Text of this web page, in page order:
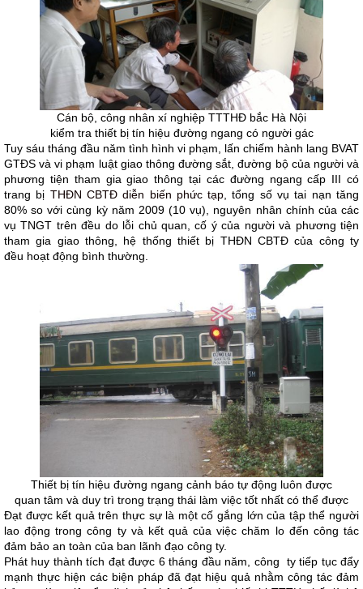
Cán bộ, công nhân xí nghiệp TTTHĐ bắc Hà Nội
kiểm tra thiết bị tín hiệu đường ngang có người gác
Tuy sáu tháng đầu năm tình hình vi phạm, lấn chiếm hành lang BVAT
GTĐS và vi phạm luật giao thông đường sắt, đường bộ của người và
phương tiện tham gia giao thông tại các đường ngang cấp III có
trang bị THĐN CBTĐ diễn biến phức tạp , tổng số vụ tai nạn tăng
80% so với cùng kỳ năm 2009 (10 vụ), nguyên nhân chính của các
vụ TNGT trên đều do lỗi chủ quan, cố ý của người và phương tiện
tham gia giao thông, hệ thống thiết bị THĐN CBTĐ của công ty
đều hoạt động bình thường.
Thiết bị tín hiệu đường ngang cảnh báo tự động luôn được
quan tâm và duy trì trong trạng thái làm việc tốt nhất có thể được
Đạt được kết quả trên thực sự là một cố gắng lớn của tập thể người
lao động trong công ty và kết quả của việc chăm lo đến công tác
đảm bảo an toàn của ban lãnh đạo công ty.
Phát huy thành tích đạt được 6 tháng đầu năm, công ty tiếp tục đẩy
mạnh thực hiện các biện pháp đã đạt hiệu quả nhằm công tác đảm